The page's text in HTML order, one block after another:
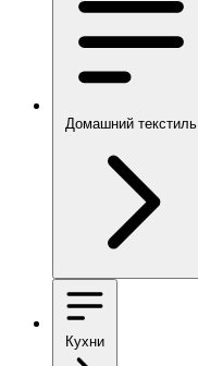
Домашний текстиль
Кухни